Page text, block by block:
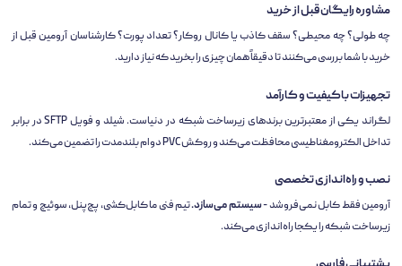
مشاوره رایگان قبل از خرید
چه طولی؟ چه محیطی؟ سقف کاذب یا کانال روکار؟ تعداد پورت؟ کارشناسان آرومین قبل از
خرید با شما بررسی می‌کنند تا دقیقاً همان چیزی را بخرید که نیاز دارید.
تجهیزات باکیفیت و کارآمد
لگراند یکی از معتبرترین برندهای زیرساخت شبکه در دنیاست. شیلد و فویل SFTP در برابر
تداخل الکترومغناطیسی محافظت می‌کند و روکش PVC دوام بلندمدت را تضمین می‌کند.
نصب و راه‌اندازی تخصصی
آرومین فقط کابل نمی‌فروشد -سیستم می‌سازد.تیم فنی ما کابل‌کشی، پچ‌پنل، سوئیچ و تمام
زیرساخت شبکه را یکجا راه‌اندازی می‌کند.